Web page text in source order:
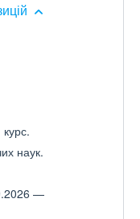
наук.
—